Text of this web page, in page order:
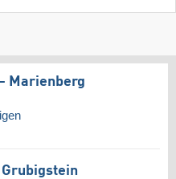
Marienberg
Grubigstein